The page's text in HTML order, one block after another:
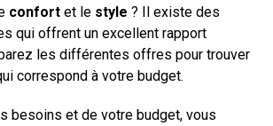
confortet le style ? Il existe des
qui offrent un excellent rapport
les différentes offres pour trouver
correspond à votre budget.
besoins et de votre budget, vous